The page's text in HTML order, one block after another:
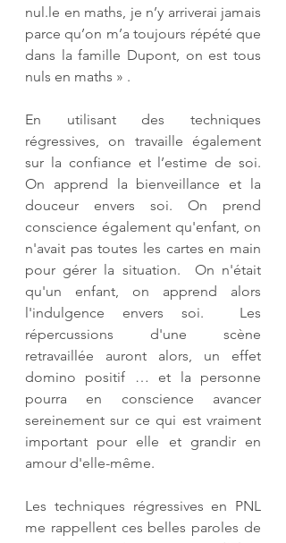
nul.le en maths, je n’y arriverai jamais
parce qu’on m’a toujours répété que
dans la famille Dupont, on est tous
nuls en maths » .
En utilisant des techniques
régressives, on travaille également
sur la confiance et l’estime de soi.
On apprend la bienveillance et la
douceur envers soi. On prend
conscience également qu'enfant, on
n'avait pas toutes les cartes en main
pour gérer la situation.  On n'était
qu'un enfant, on apprend alors
l'indulgence envers soi.  Les
répercussions d'une scène
retravaillée auront alors, un effet
domino positif … et la personne
pourra en conscience avancer
sereinement sur ce qui est vraiment
important pour elle et grandir en
amour d'elle-même.
Les techniques régressives en PNL
me rappellent ces belles paroles de